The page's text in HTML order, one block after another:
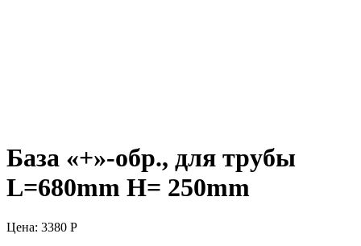
База «+»-обр., для трубы
L=680mm H= 250mm
Цена: 3380 Р